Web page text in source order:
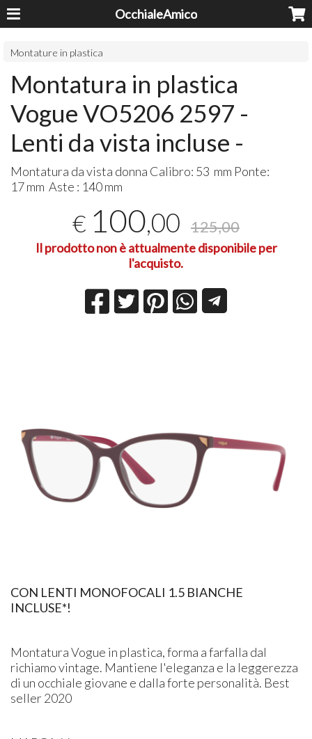
OcchialeAmico
Montature in plastica
Montatura in plastica
Vogue VO5206 2597 -
Lenti da vista incluse -
Montatura da vista donna Calibro: 53 mm Ponte:
17 mm Aste : 140 mm
€ 100,00 125,00
Il prodotto non è attualmente disponibile per
l'acquisto.
CON LENTI MONOFOCALI 1.5 BIANCHE
INCLUSE*!
Montatura Vogue in plastica, forma a farfalla dal
richiamo vintage. Mantiene l'eleganza e la leggerezza
di un occhiale giovane e dalla forte personalità. Best
seller 2020